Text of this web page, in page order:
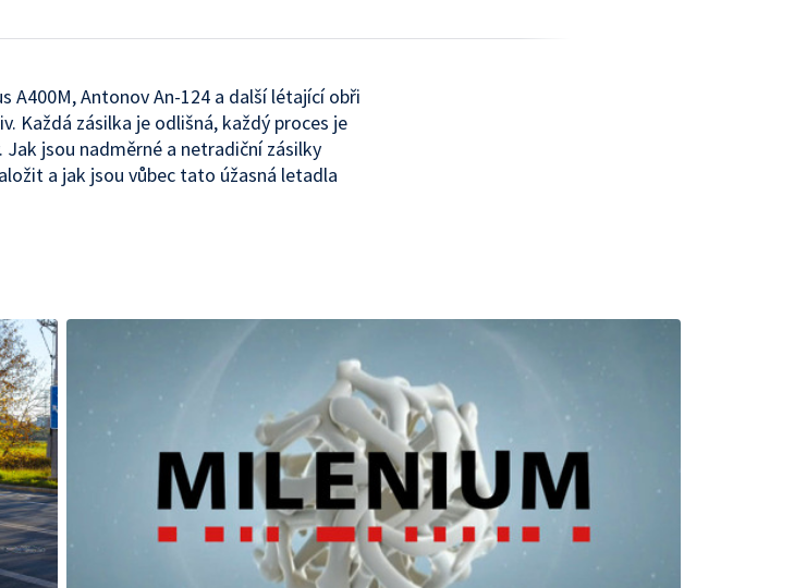
A400M, Antonov An-124 a další létající obři
Každá zásilka je odlišná, každý proces je
Jak jsou nadměrné a netradiční zásilky
a jak jsou vůbec tato úžasná letadla